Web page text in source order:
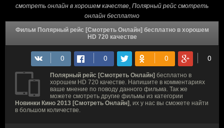
смотреть онлайн в хорошем качестве Полярный рейс смотреть
онлайн бесплатно
Фильм Полярный рейс [Смотреть Онлайн] бесплатно в хорошем
HD 720 качестве
Полярный рейс [Смотреть Онлайн] бесплатно в
хорошем HD 720 качестве. Напишите в комментариях
ваше мнение по поводу данного фильма. Так же
можете смотреть другие фильмы из категории
Новинки Кино 2013 [Смотреть Онлайн], их у нас вы сможете найти
в большом количестве.